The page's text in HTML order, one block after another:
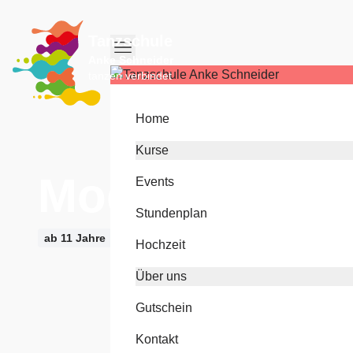
Tanzschule
tanzen verbindet
Home
Kurse
Events
Stundenplan
Hochzeit
Über uns
Gutschein
Kontakt
ab 11 Jahre